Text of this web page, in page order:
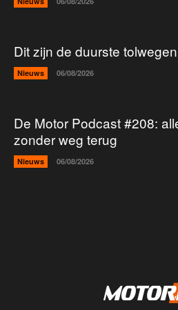
Dit zijn de duurste
Nieuws 06/08/2026
De Motor Podcast #208:
zonder weg terug
Nieuws 06/08/2026